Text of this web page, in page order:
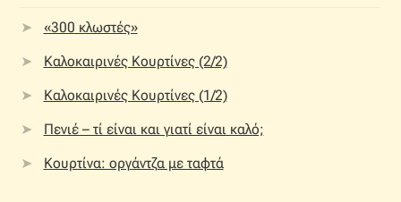
«300 κλωστές»
Καλοκαιρινές Κουρτίνες (2/2)
Καλοκαιρινές Κουρτίνες (1/2)
Πενιέ – τί είναι και γιατί είναι καλό;
Κουρτίνα: οργάντζα με ταφτά